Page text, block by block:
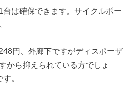
は確保できます。サイクルポー
円、外廊下ですがディスポーザ
から抑えられている方でしょ
。